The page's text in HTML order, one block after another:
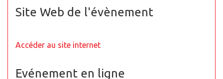
Site Web de l'évènement
Accéder au site internet
Evénement en ligne